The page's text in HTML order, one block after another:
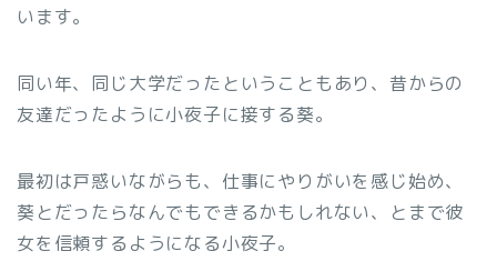
います。
同い年、同じ大学だったということもあり、昔からの
友達だったように小夜子に接する葵。
最初は戸惑いながらも、仕事にやりがいを感じ始め、
葵とだったらなんでもできるかもしれない、とまで彼
女を信頼するようになる小夜子。